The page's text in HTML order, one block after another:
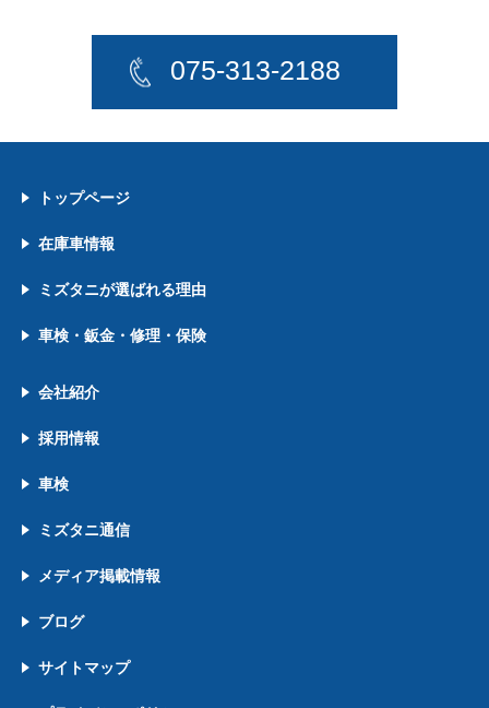
075-313-2188
トップページ
在庫車情報
ミズタニが選ばれる理由
車検・鈑金・修理・保険
会社紹介
採用情報
車検
ミズタニ通信
メディア掲載情報
ブログ
サイトマップ